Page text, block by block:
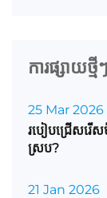
ការផ្សាយថ្មីៗ
25 Mar 2026
របៀបជ្រើសរើ
ស្រប?
21 Jan 2026